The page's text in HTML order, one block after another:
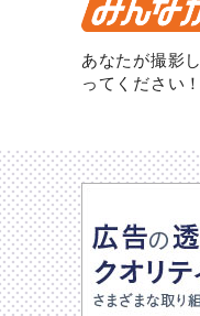
あなたが撮影
ってください！